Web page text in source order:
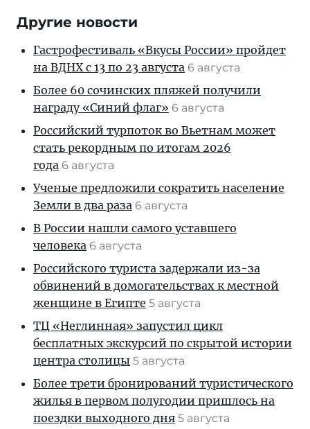
Другие новости
Гастрофестиваль «Вкусы России» пройдет
на ВДНХ с 13 по 23 августа 6 августа
Более 60 сочинских пляжей получили
награду «Синий флаг» 6 августа
Российский турпоток во Вьетнам может
стать рекордным по итогам 2026
года 6 августа
Ученые предложили сократить население
Земли в два раза 6 августа
В России нашли самого уставшего
человека 6 августа
Российского туриста задержали из-за
обвинений в домогательствах к местной
женщине в Египте 5 августа
ТЦ «Неглинная» запустил цикл
бесплатных экскурсий по скрытой истории
центра столицы 5 августа
Более трети бронирований туристического
жилья в первом полугодии пришлось на
поездки выходного дня 5 августа